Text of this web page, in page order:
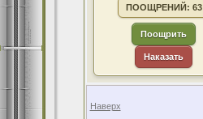
ПООЩРЕНИЙ: 63
Поощрить
Наказать
Наверх